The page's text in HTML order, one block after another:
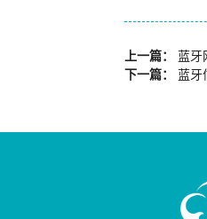
上一篇：
蓝牙
下一篇：
蓝牙